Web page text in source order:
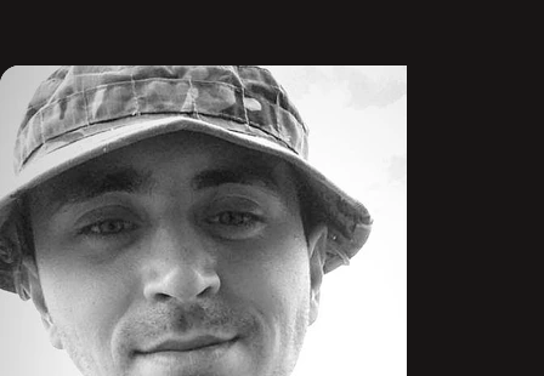
патріотом і до останнього подиху перебував на полі
бою.
У ніч на 1 лютого 2023 року Віктор загинув у бою від
ворожої кулі снайпера, обороняючи позиції та
побратимів у Волноваському районі.
Вічна пам'ять та шана Герою!